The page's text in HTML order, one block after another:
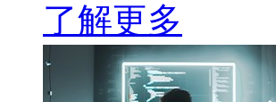
了解更多